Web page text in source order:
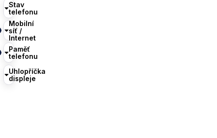
Stav
telefonu
Mobilní
síť /
Internet
Paměť
telefonu
Uhlopříčka
displeje